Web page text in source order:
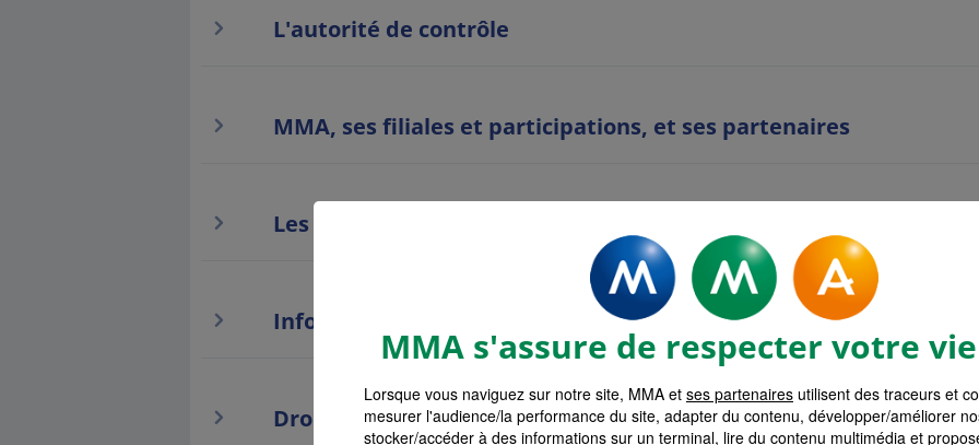
L'autorité de contrôle
MMA, ses filiales et participations, et ses partenaires
Les liens hypertextes
Information paiement
Droit de renonciation
MMA s'assure de respecter votre
Lorsque vous naviguez sur notre site, MMA et ses partenaires utilisent des traceurs et
mesurer l'audience/la performance du site, adapter du contenu, développer/améliorer
stocker/accéder à des informations sur un terminal, lire du contenu multimédia et